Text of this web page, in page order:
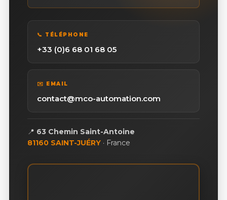
📞 TÉLÉPHONE
+33 (0)6 68 01 68 05
✉️ EMAIL
contact@mco-automation.com
📍 63 Chemin Saint-Antoine
81160 SAINT-JUÉRY · France